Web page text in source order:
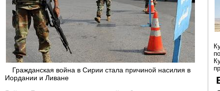
Гражданская война в Сирии стала причиной насилия в
Иордании и Ливане